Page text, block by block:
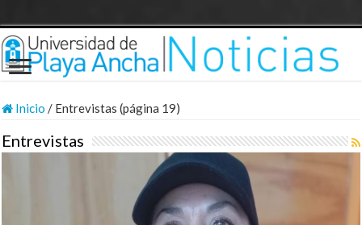
Inicio / Entrevistas (página 19)
Entrevistas